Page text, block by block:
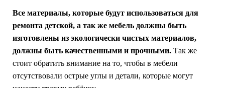
Все материалы, которые будут использоваться для
ремонта детской, а так же мебель должны быть
изготовлены из экологически чистых материалов,
должны быть качественными и прочными. Так же
стоит обратить внимание на то, чтобы в мебели
отсутствовали острые углы и детали, которые могут